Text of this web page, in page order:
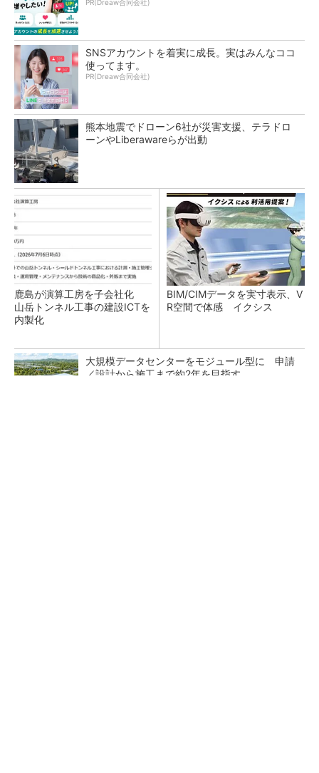
PR(Dreaw合同会社)
SNSアカウントを着実に成長。実はみんなココ
使ってます。
PR(Dreaw合同会社)
熊本地震でドローン6社が災害支援、テラドロ
ーンやLiberawareらが出動
鹿島が演算工房を子会社化
山岳トンネル工事の建設ICTを
内製化
BIM/CIMデータを実寸表示、V
R空間で体感 イクシス
大規模データセンターをモジュール型に 申請
／設計から施工まで約2年を目指す